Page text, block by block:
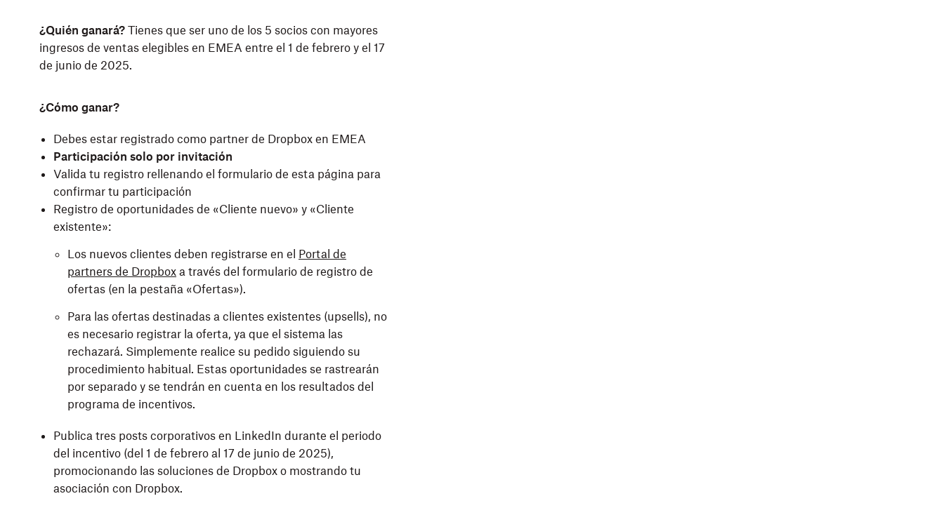
¿Quién ganará? Tienes que ser uno de los 5 socios con mayores
ingresos de ventas elegibles en EMEA entre el 1 de febrero y el 17
de junio de 2025.
¿Cómo ganar?
Debes estar registrado como partner de Dropbox en EMEA
Participación solo por invitación
Valida tu registro rellenando el formulario de esta página para
confirmar tu participación
Registro de oportunidades de «Cliente nuevo» y «Cliente
existente»:
Los nuevos clientes deben registrarse en el Portal de
partners de Dropbox a través del formulario de registro de
ofertas (en la pestaña «Ofertas»).
Para las ofertas destinadas a clientes existentes (upsells), no
es necesario registrar la oferta, ya que el sistema las
rechazará. Simplemente realice su pedido siguiendo su
procedimiento habitual. Estas oportunidades se rastrearán
por separado y se tendrán en cuenta en los resultados del
programa de incentivos.
Publica tres posts corporativos en LinkedIn durante el periodo
del incentivo (del 1 de febrero al 17 de junio de 2025),
promocionando las soluciones de Dropbox o mostrando tu
asociación con Dropbox.